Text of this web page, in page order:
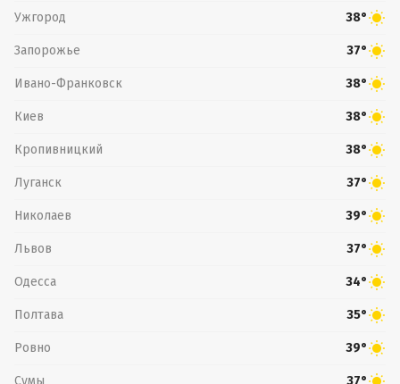
Ужгород 38°
Запорожье 37°
Ивано-Франковск 38°
Киев 38°
Кропивницкий 38°
Луганск 37°
Николаев 39°
Львов 37°
Одесса 34°
Полтава 35°
Ровно 39°
Сумы 37°